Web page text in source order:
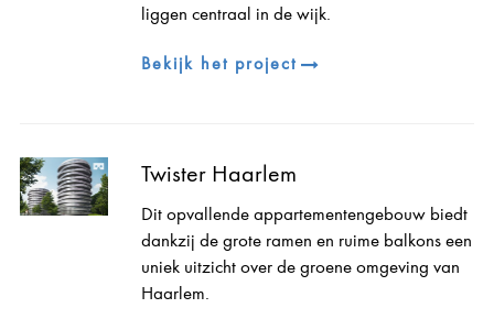
liggen centraal in de wijk.
Bekijk het project
Twister Haarlem
Dit opvallende appartementengebouw biedt
dankzij de grote ramen en ruime balkons een
uniek uitzicht over de groene omgeving van
Haarlem.